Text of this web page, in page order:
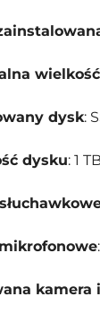
dysk:
dysku: 1
kamera